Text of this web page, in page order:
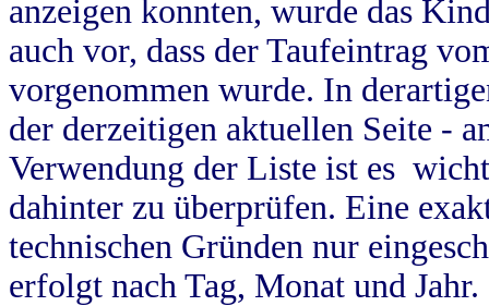
anzeigen konnten, wurde das
auch vor, dass der Taufeintrag
vorgenommen wurde. In
der derzeitigen aktuellen Seite -
Verwendung der Liste ist es
dahinter zu überprüfen. Eine
technischen Gründen nur
erfolgt nach Tag, Monat und Jahr.